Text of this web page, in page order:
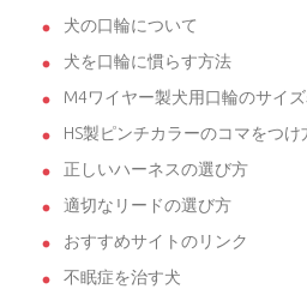
犬の口輪について
犬を口輪に慣らす方法
M4ワイヤー製犬用口輪のサイ
HS製ピンチカラーのコマをつ
正しいハーネスの選び方
適切なリードの選び方
おすすめサイトのリンク
不眠症を治す犬